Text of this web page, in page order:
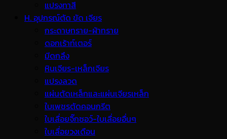
แปรงทาสี
H. อุปกรณ์ตัด ขัด เจียร
กระดาษทราย-ผ้าทราย
ดอกเร้าท์เตอร์
มีดกลึง
หินเจียร-เหล็กเจียร
แปรงลวด
แผ่นตัดเหล็กและแผ่นเจียรเหล็ก
ใบเพชรตัดคอนกรีต
ใบเลื่อยจิ๊กซอว์-ใบเลื่อยอื่นๆ
ใบเลื่อยวงเดือน